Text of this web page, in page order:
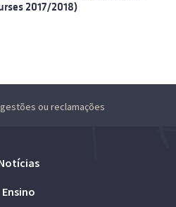
2017/2018)
ou reclamações
Ensino